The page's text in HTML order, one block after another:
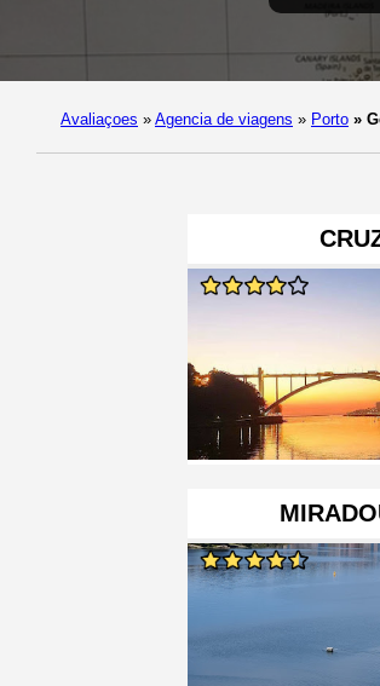
Avaliaçoes » Agencia de viagens » Porto »